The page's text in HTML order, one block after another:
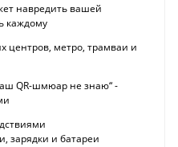
навредить вашей
каждому
центров, метро, трамваи и
QR-шмюар не знаю“ -
зарядки и батареи